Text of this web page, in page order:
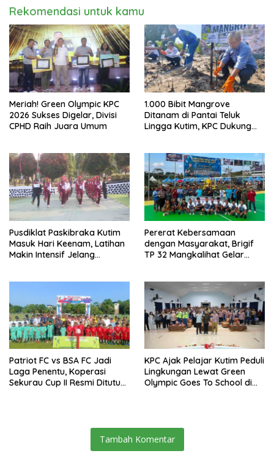
Rekomendasi untuk kamu
Meriah! Green Olympic KPC
2026 Sukses Digelar, Divisi
CPHD Raih Juara Umum
1.000 Bibit Mangrove
Ditanam di Pantai Teluk
Lingga Kutim, KPC Dukung
Pusdiklat Paskibraka Kutim
Masuk Hari Keenam, Latihan
Makin Intensif Jelang
Pererat Kebersamaan
dengan Masyarakat, Brigif
TP 32 Mangkalihat Gelar
Patriot FC vs BSA FC Jadi
Laga Penentu, Koperasi
Sekurau Cup II Resmi Ditutup
KPC Ajak Pelajar Kutim Peduli
Lingkungan Lewat Green
Olympic Goes To School di
Tambah Komentar